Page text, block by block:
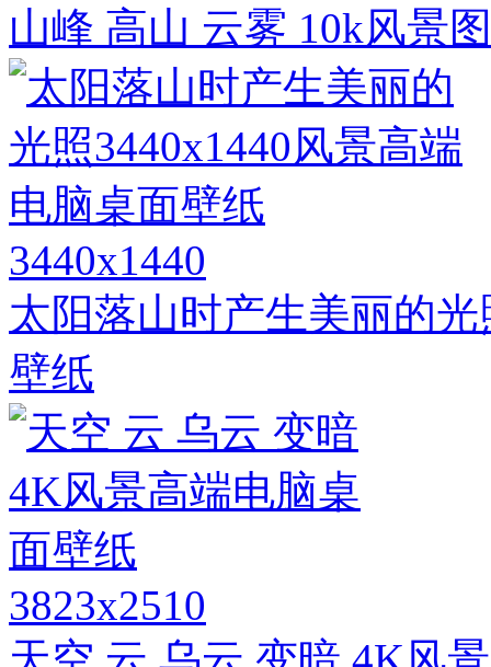
山峰 高山 云雾 10k风景
3440x1440
太阳落山时产生美丽的
壁纸
3823x2510